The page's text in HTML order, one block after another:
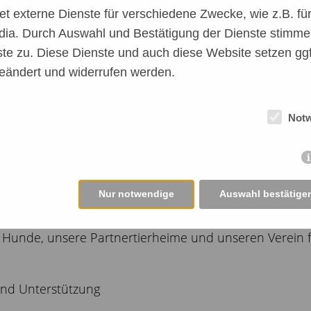
tätigen, dann vor der Zahlung IMMER
Betrag Gebühren, die wir an Paypal zahlen
friends e.V. wurde als gemeinnützig anerkannt.
unsere Partnertierheime und unseren Verein
Unterstützung
externe Dienste für verschiedene Zwecke, wie z.B.
Durch Auswahl und Bestätigung der Dienste
zu. Diese Dienste und auch diese Website setzen
und widerrufen werden.
Nur notwendige Auswahl